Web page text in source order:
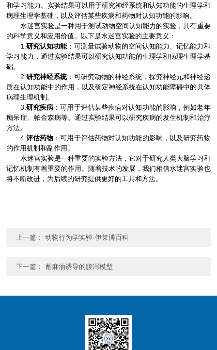
和学习能力。实验结果可以用于研究神经系统和认知功能的生理学和
病理生理学基础，以及评估某些疾病和药物对认知功能的影响。
水迷宫实验是一种用于测试动物空间认知能力的实验，具有重要
的科学意义和应用价值。以下是水迷宫实验的主要意义：
1. 研究认知功能：可测量试验动物的空间认知能力、记忆能力和
学习能力，通过实验结果可以研究认知功能的生理学和病理生理学基
础。
2. 研究神经系统：可研究动物的神经系统，探究神经元和神经递
质在认知功能中的作用，以及确定神经系统在认知功能障碍中的具体
病理生理机制。
3. 研究疾病 ：可用于评估某些疾病对认知功能的影响，例如老年
痴呆症、帕金森病等。通过实验结果可以研究疾病的发生机制和治疗
方法。
4. 评估药物 ：可用于评估药物对认知功能的影响，以及研究药物
的作用机制和副作用。
水迷宫实验是一种重要的实验方法，它对于研究人类大脑学习和
记忆机制有着重要的作用。随着技术的发展，我们相信水迷宫实验也
将不断改进，为后续的研究提供更好的工具和方法。
上一篇：动物行为学实验-伊莱博百科
下一篇：蓖麻油诱导的腹泻模型